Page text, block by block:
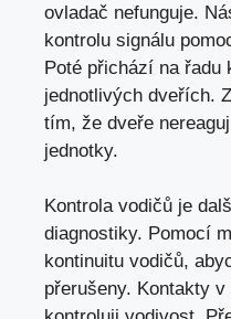
ovladač nefunguje.
kontrolu signálu
Poté přichází na řadu
jednotlivých dveřích.
tím, že dveře
jednotky.
Kontrola vodičů je
diagnostiky. Pomocí
kontinuitu vodičů,
přerušeny. Kontakty